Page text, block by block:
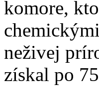
komore,
neživej
získal po